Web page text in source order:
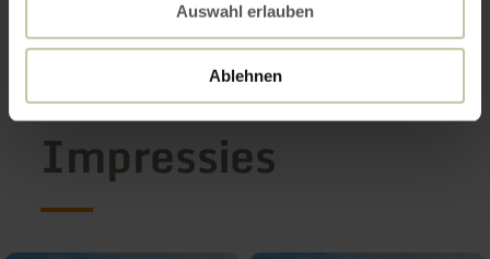
Auswahl erlauben
Ablehnen
Impressies